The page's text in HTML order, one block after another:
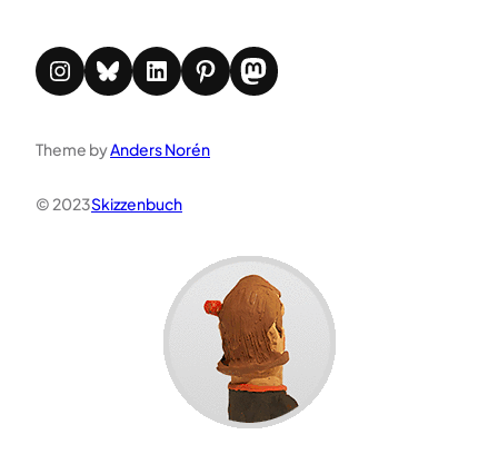
Instagram Bluesky LinkedIn Pinterest Mastodon
Theme byAnders Norén
© 2023Skizzenbuch